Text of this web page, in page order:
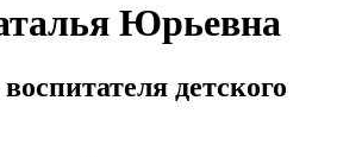
Юрьевна
детского